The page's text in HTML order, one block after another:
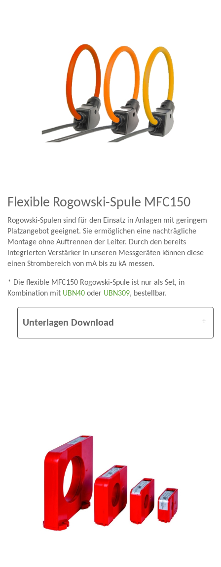
Flexible Rogowski-Spule MFC150
Rogowski-Spulen sind für den Einsatz in Anlagen mit geringem
Platzangebot geeignet. Sie ermöglichen eine nachträgliche
Montage ohne Auftrennen der Leiter. Durch den bereits
integrierten Verstärker in unseren Messgeräten können diese
einen Strombereich von mA bis zu kA messen.
* Die flexible MFC150 Rogowski-Spule ist nur als Set, in
Kombination mit UBN40 oder UBN309, bestellbar.
Unterlagen Download